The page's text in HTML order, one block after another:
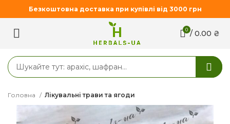
0 / 0.00 ₴
Головна Лікувальні трави та ягоди
Безкоштовна доставка при купівлі від 3000 грн